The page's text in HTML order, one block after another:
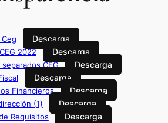
Descarga
2022 Descarga
CEG Descarga
Descarga
Financieros Descarga
(1) Descarga
Requisitos Descarga